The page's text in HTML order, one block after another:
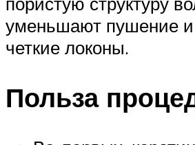
уменьшают пушение
четкие локоны.
Польза